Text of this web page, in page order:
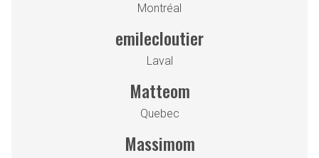
Montréal
emilecloutier
Laval
Matteom
Quebec
Massimom